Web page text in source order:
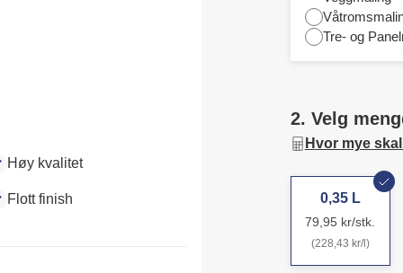
Høy kvalitet
Flott finish
Tre- og
2. Velg
Hvor mye
0,35 L
79,95 kr/stk.
(228,43 kr/l)